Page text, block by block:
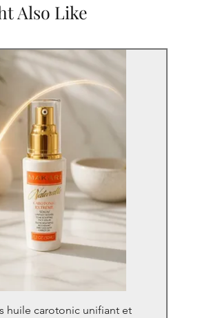
Also Like
huile carotonic unifiant et